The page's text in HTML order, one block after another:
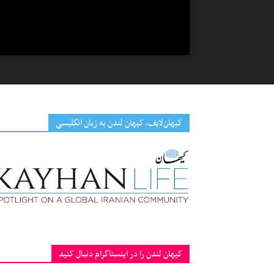
کیهان‌لایف، کیهان لندن به زبان انگلیسی
کیهان لندن را در اینستاگرام دنبال کنید